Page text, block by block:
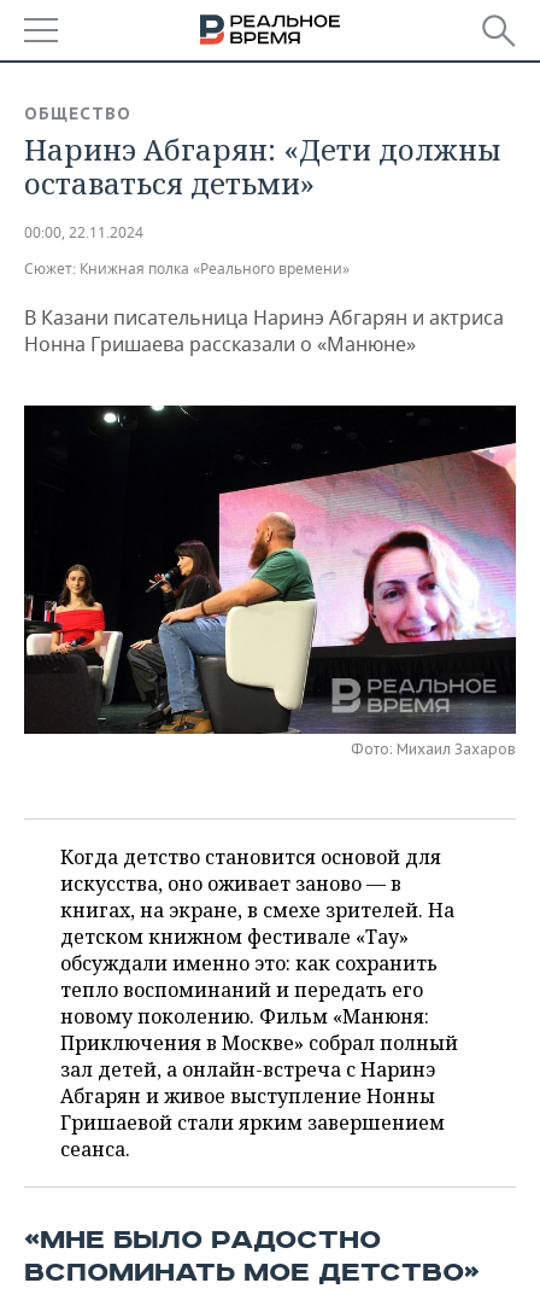
БАШКОРТОСТАН
ТАТАРСТАН
НОВОСТИ
АНАЛИТИКА
ДЕКЛАРАЦИИ О ДОХОДАХ
КОРОЛИ ГОСЗАКАЗА ПФО
ВУЗЫ ТАТАРСТАНА
КОМУ ПРИНАДЛЕЖАТ
НОВОСТИ ЭКОНОМИКИ
ФИНАНСЫ
ПРОМЫШЛЕННОСТЬ
НОВОСТИ
АГРОПРОМ
НЕФТЬ
ОПК
ЭНЕРГЕТИКА
НОВОСТИ НЕДВИЖИМОСТИ
РОЗНИЧНАЯ ТОРГОВЛЯ
ТРАНСПОРТ
НОВОСТИ ТЕХНОЛОГИЙ
IT
МЕРОПРИЯТИЯ
НОВОСТИ МЕРОПРИЯТИЙ
ВЫЕЗДНАЯ РЕДАКЦИЯ
ОТКРЫТАЯ ЛЕКЦИЯ
СПОРТ
НОВОСТИ СПОРТА
БАСКЕТБОЛ
ВОЛЕЙБОЛ
КИБЕРСПОРТ
ФИГУРНОЕ КАТАНИЕ
ВОДНЫЕ ВИДЫ СПОРТА
ХОККЕЙ С МЯЧОМ
ОБЩЕСТВО
ИНФРАСТРУКТУРА
ИСТОРИЯ
КУЛЬТУРА
МЕДИЦИНА
ОБРАЗОВАНИЕ
ПРОИСШЕСТВИЯ
СПРАВОЧНИК
СПИСОК ПЕРСОН
СПИСОК КОМПАНИЙ
ПОЛНАЯ ВЕРСИЯ
ОБЩЕСТВО
Наринэ Абгарян: «Дети должны
оставаться детьми»
00:00, 22.11.2024
Сюжет: Книжная полка «Реального времени»
В Казани писательница Наринэ Абгарян и актриса
Нонна Гришаева рассказали о «Манюне»
Фото: Михаил Захаров
Когда детство становится основой для
искусства, оно оживает заново — в
книгах, на экране, в смехе зрителей. На
детском книжном фестивале «Тау»
обсуждали именно это: как сохранить
тепло воспоминаний и передать его
новому поколению. Фильм «Манюня:
Приключения в Москве» собрал полный
зал детей, а онлайн-встреча с Наринэ
Абгарян и живое выступление Нонны
Гришаевой стали ярким завершением
сеанса.
«МНЕ БЫЛО РАДОСТНО
ВСПОМИНАТЬ МОЕ ДЕТСТВО»